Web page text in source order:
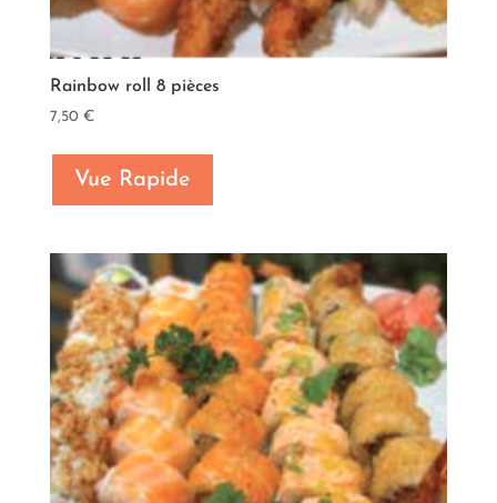
Rainbow roll 8 pièces
7,50 €
Vue Rapide